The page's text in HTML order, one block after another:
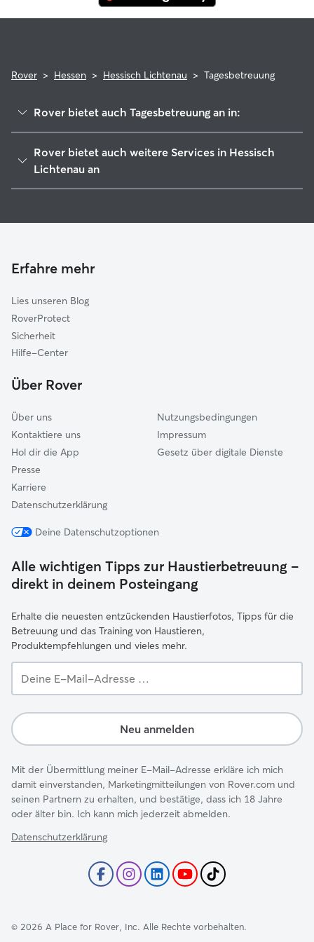
Rover > Hessen > Hessisch Lichtenau > Tagesbetreuung
Rover bietet auch Tagesbetreuung an in:
Großalmerode
Nieste
Körle
Meißner
Guxhagen
Rover bietet auch weitere Services in Hessisch
Lichtenau an
Gassi-Service in Hessisch Lichtenau
Erfahre mehr
Lies unseren Blog
RoverProtect
Sicherheit
Hilfe-Center
Über Rover
Über uns
Kontaktiere uns
Hol dir die App
Presse
Karriere
Datenschutzerklärung
Nutzungsbedingungen
Impressum
Gesetz über digitale Dienste
Deine Datenschutzoptionen
Alle wichtigen Tipps zur Haustierbetreuung –
direkt in deinem Posteingang
Erhalte die neuesten entzückenden Haustierfotos, Tipps für die
Betreuung und das Training von Haustieren,
Produktempfehlungen und vieles mehr.
E-
Adresse …
Neu anmelden
Mit der Übermittlung meiner E-Mail-Adresse erkläre ich mich
damit einverstanden, Marketingmitteilungen von Rover.com und
seinen Partnern zu erhalten, und bestätige, dass ich 18 Jahre
oder älter bin. Ich kann mich jederzeit abmelden.
Datenschutzerklärung
© 2026 A Place for Rover, Inc. Alle Rechte vorbehalten.